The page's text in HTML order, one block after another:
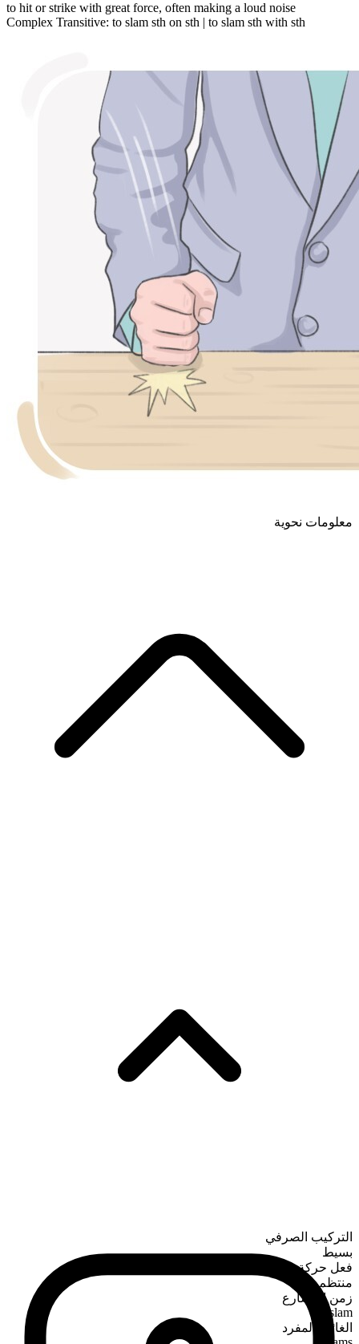
to hit or strike with great force, often making a loud noise
Complex Transitive: to slam sth on sth | to slam sth with sth
معلومات نحوية
التركيب الصرفي
بسيط
فعل حركة
منتظم
زمن المضارع
slam
الغائب المفرد